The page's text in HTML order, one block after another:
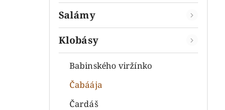
Salámy
Klobásy
Babinského viržínko
Čabáája
Čardáš